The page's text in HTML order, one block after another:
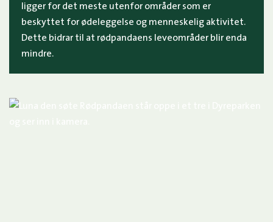
ligger for det meste utenfor områder som er
beskyttet for ødeleggelse og menneskelig aktivitet.
Dette bidrar til at rødpandaens leveområder blir enda
mindre.